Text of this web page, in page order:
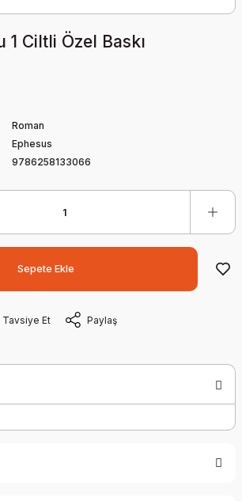
1 Ciltli Özel Baskı
Roman
Ephesus
9786258133066
Sepete Ekle
Tavsiye Et Paylaş